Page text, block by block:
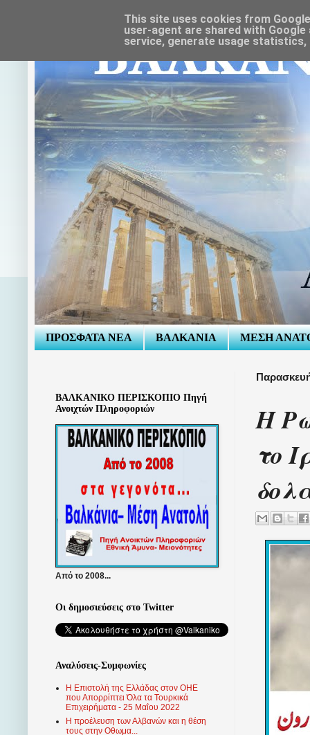
ΠΡΟΣΦΑΤΑ ΝΕΑ ΒΑΛΚΑΝΙΑ ΜΕΣΗ
Η
το
ΒΑΛΚΑΝΙΚΟ ΠΕΡΙΣΚΟΠΙΟ Πηγή
Ανοιχτών Πληροφοριών
Από το 2008...
Οι δημοσιεύσεις στο Twitter
Αναλύσεις-Συμφωνίες
Η Επιστολή της Ελλάδας στον ΟΗΕ
που Απορρίπτει Όλα τα Τουρκικά
Επιχειρήματα - 25 Μαΐου 2022
Η προέλευση των Αλβανών και η θέση
τους στην Οθωμα...
This site uses cookies from
user-agent are shared with
service, generate usage statistics,